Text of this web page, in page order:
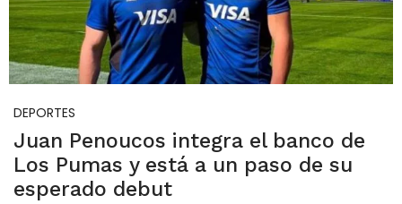
DEPORTES
Juan Penoucos integra el banco de
Los Pumas y está a un paso de su
esperado debut